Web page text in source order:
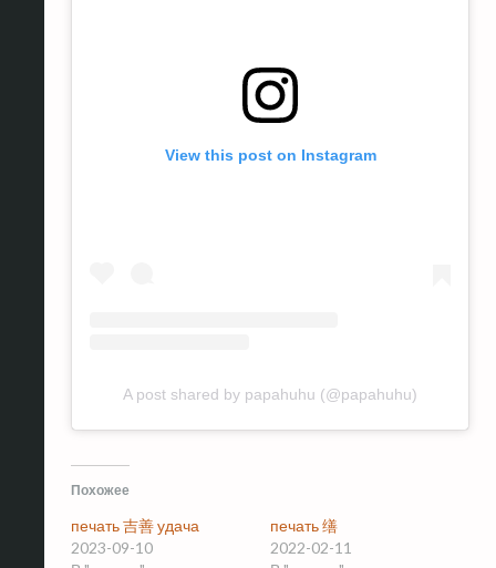
View this post on Instagram
A post shared by papahuhu (@papahuhu)
Похожее
печать 吉善 удача
2023-09-10
печать 缮
2022-02-11